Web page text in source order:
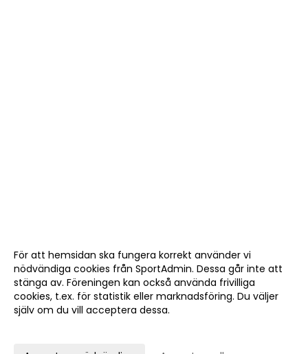
För att hemsidan ska fungera korrekt använder vi
nödvändiga cookies från SportAdmin. Dessa går inte att
stänga av. Föreningen kan också använda frivilliga
cookies, t.ex. för statistik eller marknadsföring. Du väljer
själv om du vill acceptera dessa.